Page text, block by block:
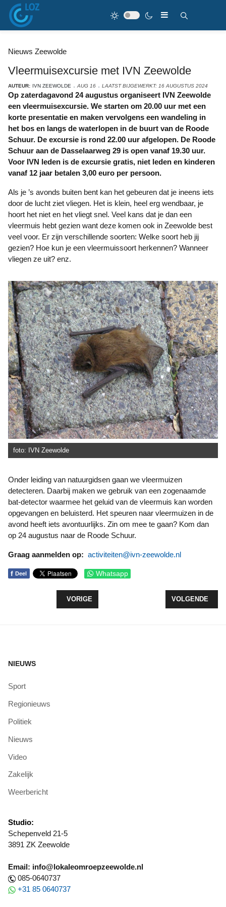
Nieuws Zeewolde
Vleermuisexcursie met IVN Zeewolde
AUTEUR: IVN ZEEWOLDE AUG 16 LAATST BIJGEWERKT: 16 AUGUSTUS 2024
Op zaterdagavond 24 augustus organiseert IVN Zeewolde
een vleermuisexcursie. We starten om 20.00 uur met een
korte presentatie en maken vervolgens een wandeling in
het bos en langs de waterlopen in de buurt van de Roode
Schuur. De excursie is rond 22.00 uur afgelopen. De Roode
Schuur aan de Dasselaarweg 29 is open vanaf 19.30 uur.
Voor IVN leden is de excursie gratis, niet leden en kinderen
vanaf 12 jaar betalen 3,00 euro per persoon.
Als je ’s avonds buiten bent kan het gebeuren dat je ineens iets
door de lucht ziet vliegen. Het is klein, heel erg wendbaar, je
hoort het niet en het vliegt snel. Veel kans dat je dan een
vleermuis hebt gezien want deze komen ook in Zeewolde best
veel voor. Er zijn verschillende soorten: Welke soort heb jij
gezien? Hoe kun je een vleermuissoort herkennen? Wanneer
vliegen ze uit? enz.
foto: IVN Zeewolde
Onder leiding van natuurgidsen gaan we vleermuizen
detecteren. Daarbij maken we gebruik van een zogenaamde
bat-detector waarmee het geluid van de vleermuis kan worden
opgevangen en beluisterd. Het speuren naar vleermuizen in de
avond heeft iets avontuurlijks. Zin om mee te gaan? Kom dan
op 24 augustus naar de Roode Schuur.
Graag aanmelden op: activiteiten@ivn-zeewolde.nl
f Deel Whatsapp
VORIG ARTIKEL: FIETS 'M ERIN 2024 WEDEROM
VORIGE VOLGENDE
VOLGENDE
NIEUWS
Sport
Regionieuws
Politiek
Nieuws
Video
Zakelijk
Weerbericht
Studio:
Schepenveld 21-5
3891 ZK Zeewolde
Email: info@lokaleomroepzeewolde.nl
085-0640737
+31 85 0640737